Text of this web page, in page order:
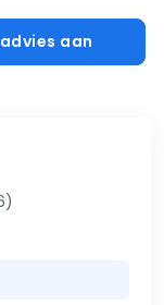
aan